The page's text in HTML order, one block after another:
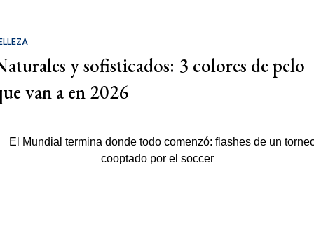
y sofisticados: 3 colores de pelo
van a en 2026